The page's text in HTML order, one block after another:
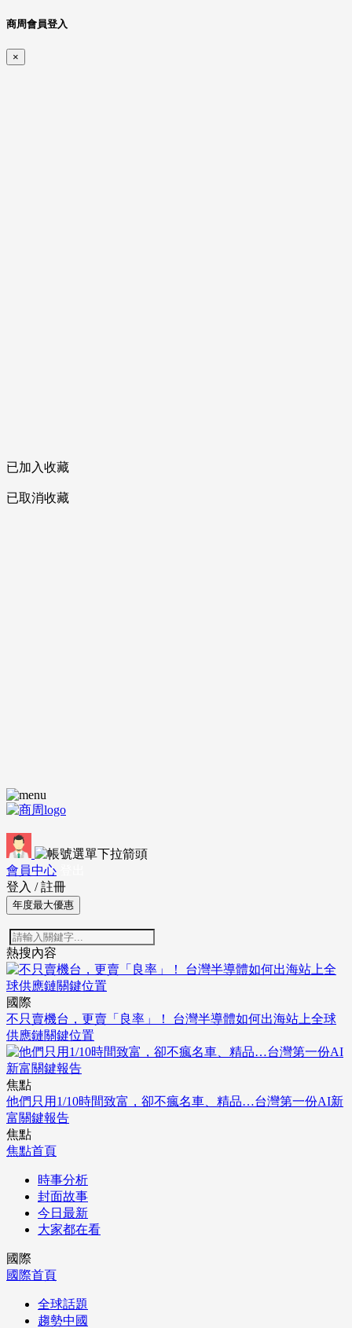
商周會員登入
×
已加入收藏
已取消收藏
會員中心
登入 / 註冊
年度最大優惠
熱搜內容
國際
不只賣機台，更賣「良率」！ 台灣半導體如何出海站上全球
供應鏈關鍵位置
焦點
他們只用1/10時間致富，卻不瘋名車、精品…台灣第一份AI新
富關鍵報告
焦點
焦點首頁
時事分析
封面故事
今日最新
大家都在看
國際
國際首頁
全球話題
趨勢中國